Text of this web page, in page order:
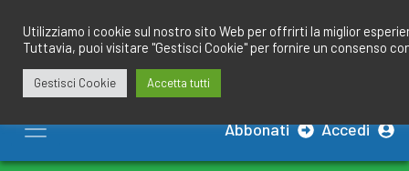
contenuto
Abbonati Accedi
Utilizziamo i cookie sul nostro sito Web per offrirti la miglior
Tuttavia, puoi visitare "Gestisci Cookie" per fornire un consenso
Gestisci Cookie Accetta tutti